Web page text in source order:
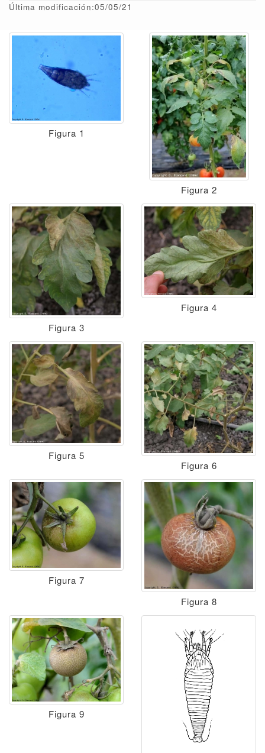
Última modificación:05/05/21
Figura 1
Figura 2
Figura 3
Figura 4
Figura 5
Figura 6
Figura 7
Figura 8
Figura 9